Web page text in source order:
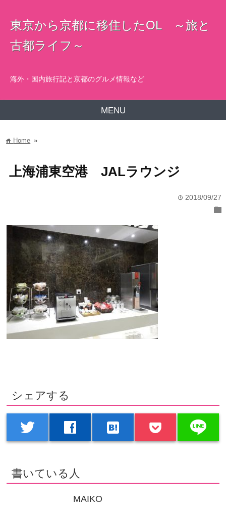
東京から京都に移住したOL ～旅と
古都ライフ～
海外・国内旅行記と京都のグルメ情報など
MENU
home Home »
上海浦東空港 JALラウンジ
time 2018/09/27
folder
シェアする
twitter facebook hatenabookmark line
書いている人
MAIKO